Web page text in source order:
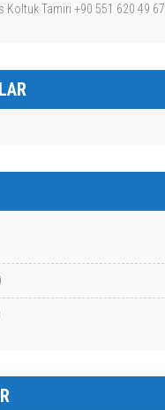
Koltuk Tamiri +90 551 620 49 67